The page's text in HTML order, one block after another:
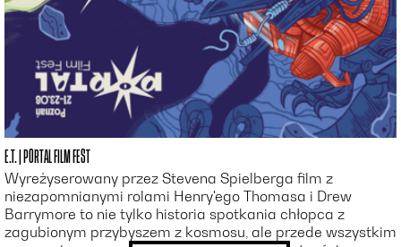
E.T. | PORTAL FILM FEST
Wyreżyserowany przez Stevena Spielberga film z
niezapomnianymi rolami Henry'ego Thomasa i Drew
Barrymore to nie tylko historia spotkania chłopca z
zagubionym przybyszem z kosmosu, ale przede wszystkim